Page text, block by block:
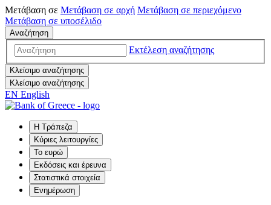
Μετάβαση σε Μετάβαση σε αρχή Μετάβαση σε περιεχόμενο
Μετάβαση σε υποσέλιδο
Αναζήτηση
Εκτέλεση αναζήτησης
Κλείσιμο αναζήτησης
Κλείσιμο αναζήτησης
EN English
Η Τράπεζα
Κύριες λειτουργίες
Το ευρώ
Εκδόσεις και έρευνα
Στατιστικά στοιχεία
Ενημέρωση